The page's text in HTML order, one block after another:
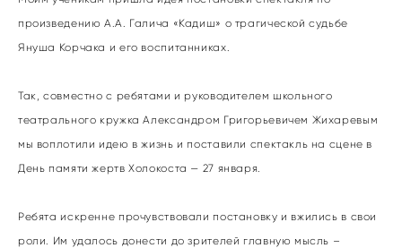
произведению А.А. Галича «Кадиш» о трагической судьбе
Януша Корчака и его воспитанниках.
Так, совместно с ребятами и руководителем школьного
театрального кружка Александром Григорьевичем Жихаревым
мы воплотили идею в жизнь и поставили спектакль на сцене в
День памяти жертв Холокоста — 27 января.
Ребята искренне прочувствовали постановку и вжились в свои
роли. Им удалось донести до зрителей главную мысль –